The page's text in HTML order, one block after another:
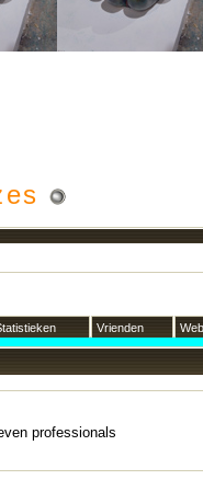
Vrienden
professionals